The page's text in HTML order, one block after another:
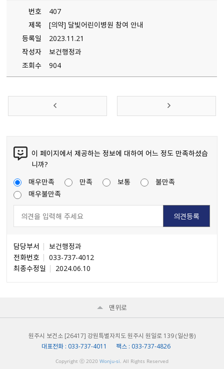
번호
407
제목
[의약] 달빛어린이병원 참여 안내
등록일
2023.11.21
작성자
보건행정과
조회수
904
이 페이지에서 제공하는 정보에 대하여 어느 정도 만족하셨습
니까?
매우만족
만족 보통
불만족
매우불만족
담당부서
보건행정과
전화번호
033-737-4012
최종수정일
2024.06.10
맨위로
원주시 보건소 [26417] 강원특별자치도 원주시 원일로 139 （일산동）
대표전화 : 033-737-4011 팩스 : 033-737-4826
Copyright ⓒ 2020 Wonju-si. All Rights Reserved